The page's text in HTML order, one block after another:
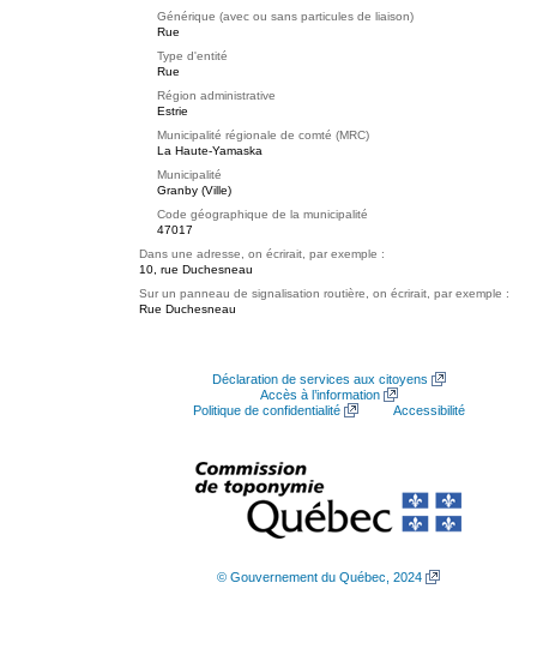
Générique (avec ou sans particules de liaison)
Rue
Type d'entité
Rue
Région administrative
Estrie
Municipalité régionale de comté (MRC)
La Haute-Yamaska
Municipalité
Granby (Ville)
Code géographique de la municipalité
47017
Dans une adresse, on écrirait, par exemple :
10, rue Duchesneau
Sur un panneau de signalisation routière, on écrirait, par exemple :
Rue Duchesneau
Déclaration de services aux citoyens
Accès à l’information
Politique de confidentialité
Accessibilité
© Gouvernement du Québec, 2024